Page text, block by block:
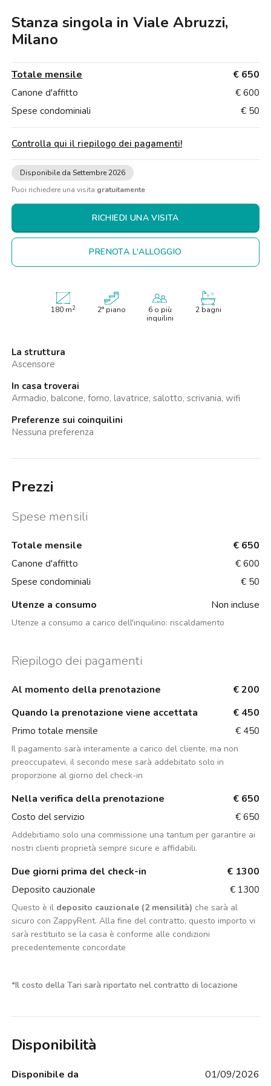
Loft
Loft
Loft
Loft
Loft
Loft
Loft
Roma
Loft
Napoli
Loft
Catania
Loft
Padova
Loft
Stanza singola in Viale Abruzzi,
Milano
Totale mensile € 650
Canone d'affitto
€ 600
Spese condominiali
€ 50
Controlla qui il riepilogo dei pagamenti!
Disponibile da Settembre 2026
Puoi richiedere una visita gratuitamente
RICHIEDI UNA VISITA
PRENOTA L'ALLOGGIO
180 m2 2° piano
6 o più
inquilini
2 bagni
La struttura
Ascensore
In casa troverai
Armadio, balcone, forno, lavatrice, salotto, scrivania, wifi
Preferenze sui coinquilini
Nessuna preferenza
Prezzi
Spese mensili
Totale mensile € 650
Canone d'affitto
€ 600
Spese condominiali
€ 50
Utenze a consumo Non incluse
Utenze a consumo a carico dell'inquilino: riscaldamento
Riepilogo dei pagamenti
Al momento della prenotazione
€ 200
Quando la prenotazione viene accettata
€ 450
Primo totale mensile € 450
Il pagamento sarà interamente a carico del cliente, ma non
preoccupatevi, il secondo mese sarà addebitato solo in
proporzione al giorno del check-in
Nella verifica della prenotazione € 650
Costo del servizio € 650
Addebitiamo solo una commissione una tantum per garantire ai
nostri clienti proprietà sempre sicure e affidabili.
Due giorni prima del check-in € 1300
Deposito cauzionale € 1300
Questo è il deposito cauzionale (2 mensilità) che sarà al
sicuro con ZappyRent. Alla fine del contratto, questo importo vi
sarà restituito se la casa è conforme alle condizioni
precedentemente concordate
*Il costo della Tari sarà riportato nel contratto di locazione
Disponibilità
Disponibile da 01/09/2026